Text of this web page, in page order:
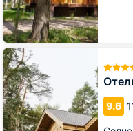
9.6
Отель
БОР
812